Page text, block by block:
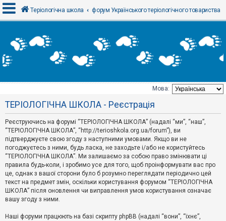
х
і
Т
е
м
и
б
е
з
в
і
д
п
о
в
і
д
й
Теріологічна школа форум Українського теріологічного товариства
Мова:
ТЕРІОЛОГІЧНА ШКОЛА - Реєстрація
Реєструючись на форумі “ТЕРІОЛОГІЧНА ШКОЛА” (надалі “ми”, “наш”,
“ТЕРІОЛОГІЧНА ШКОЛА”, “http://terioshkola.org.ua/forum”), ви
підтверджуєте свою згоду з наступними умовами. Якщо ви не
погоджуєтесь з ними, будь ласка, не заходьте і/або не користуйтесь
“ТЕРІОЛОГІЧНА ШКОЛА”. Ми залишаємо за собою право змінювати ці
правила будь-коли, і зробимо усе для того, щоб проінформувати вас про
це, однак з вашої сторони було б розумно переглядати періодично цей
текст на предмет змін, оскільки користування форумом “ТЕРІОЛОГІЧНА
ШКОЛА” після оновлення чи виправлення умов користування означає
вашу згоду з ними.
Наші форуми працюють на базі скрипту phpBB (надалі “вони”, “їхнє”,